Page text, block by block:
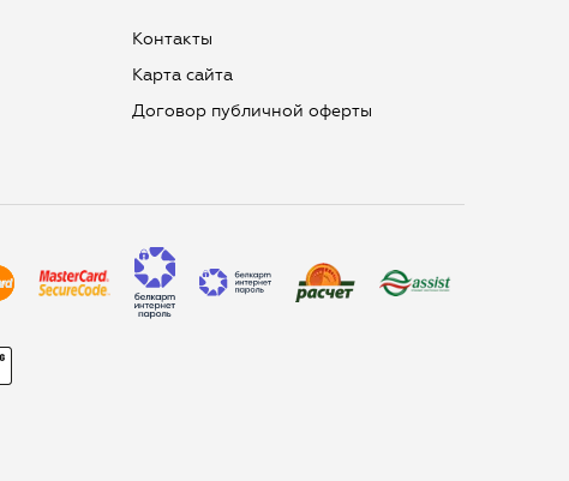
Контакты
Карта сайта
Договор публичной оферты